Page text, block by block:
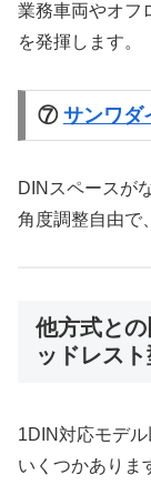
業務車両やオフ
を発揮します。
⑦ サンワダ
DINスペースが
角度調整自由で
他方式と
ッドレスト
1DIN対応モデ
いくつかありま